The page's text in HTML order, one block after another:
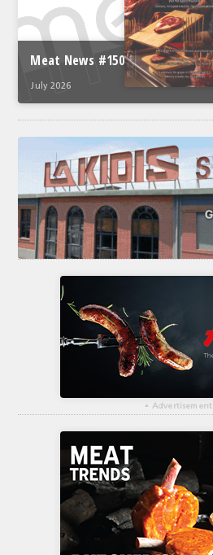
Meat News #150
July 2026
▴ Advertisement